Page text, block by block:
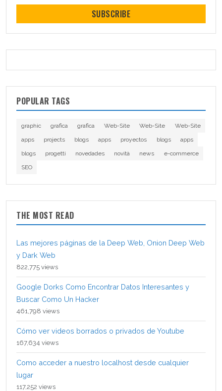
SUBSCRIBE
POPULAR TAGS
graphic grafica grafica Web-Site Web-Site
Web-Site
apps
projects blogs apps proyectos blogs
apps
blogs
progetti novedades novità news
e-commerce
SEO
THE MOST READ
Las mejores páginas de la Deep Web, Onion Deep Web
y Dark Web
822,775 views
Google Dorks Como Encontrar Datos Interesantes y
Buscar Como Un Hacker
461,798 views
Cómo ver videos borrados o privados de Youtube
167,634 views
Como acceder a nuestro localhost desde cualquier
lugar
117,252 views